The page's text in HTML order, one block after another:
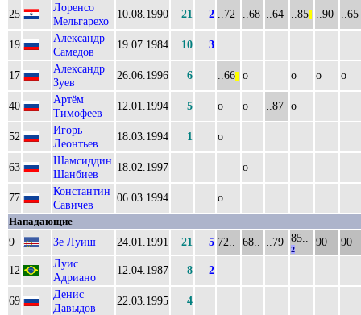
25
Лоренсо
Мельгарехо
10.08.1990 21 2 ..72 ..68 ..64 ..85 ..90 ..65
19
Александр
Самедов
19.07.1984 10 3
17
Александр
Зуев
26.06.1996 6 ..66 о о о о
40
Артём
Тимофеев
12.01.1994 5 о о ..87 о
52
Игорь
Леонтьев
18.03.1994 1 о
63
Шамсиддин
Шанбиев
18.02.1997 о
77
Константин
Савичев
06.03.1994 о
Нападающие
9 Зе Луиш 24.01.1991 21 5 72.. 68.. ..79 85..
2
90 90
12
Луис
Адриано
12.04.1987 8 2
69
Денис
Давыдов
22.03.1995 4